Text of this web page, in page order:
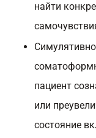
найти
пациент
или
состояние